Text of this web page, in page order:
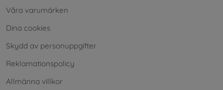
Våra varumärken
Dina cookies
Skydd av personuppgifter
Reklamationspolicy
Allmänna villkor